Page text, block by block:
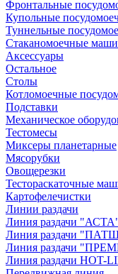
Фронтальные
Купольные
Туннельные
Стаканомоечные
Аксессуары
Остальное
Столы
Котломоечные
Подставки
Механическое
Тестомесы
Миксеры планетарные
Мясорубки
Овощерезки
Тестораскаточные
Картофелечистки
Линии раздачи
Линия раздачи
Линия раздачи
Линия раздачи
Линия раздачи HOT-